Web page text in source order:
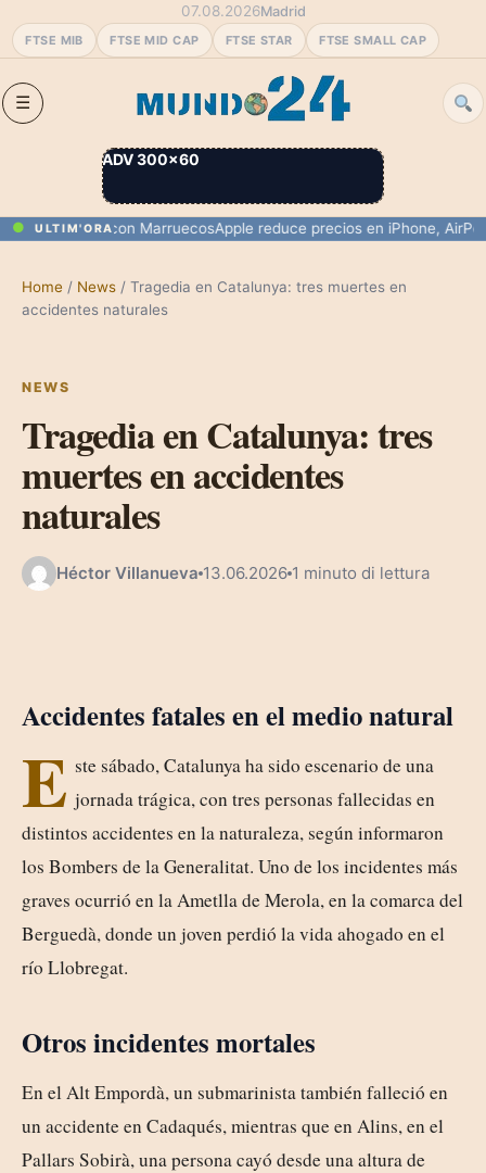
FTSE MIB FTSE MID CAP FTSE STAR FTSE SMALL CAP
07.08.2026Madrid
ADV 300×60
ULTIM'ORA
de Ceuta con MarruecosApple reduce precios en iPhone, AirPods
Home / News / Tragedia en Catalunya: tres muertes en
accidentes naturales
NEWS
Tragedia en Catalunya: tres
muertes en accidentes
naturales
Héctor Villanueva 13.06.2026 1 minuto di lettura
Accidentes fatales en el medio natural
E ste sábado, Catalunya ha sido escenario de una
jornada trágica, con tres personas fallecidas en
distintos accidentes en la naturaleza, según informaron
los Bombers de la Generalitat. Uno de los incidentes más
graves ocurrió en la Ametlla de Merola, en la comarca del
Berguedà, donde un joven perdió la vida ahogado en el
río Llobregat.
Otros incidentes mortales
En el Alt Empordà, un submarinista también falleció en
un accidente en Cadaqués, mientras que en Alins, en el
Pallars Sobirà, una persona cayó desde una altura de